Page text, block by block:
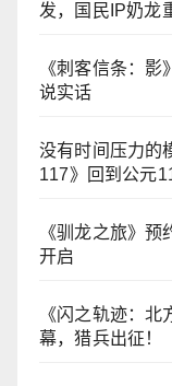
发，国民IP奶龙
《刺客信条：
说实话
没有时间压力的
117》回到公元
《驯龙之旅》
开启
《闪之轨迹：
幕，猎兵出征！